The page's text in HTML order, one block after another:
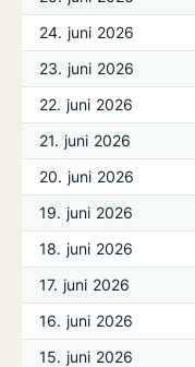
24. juni 2026
23. juni 2026
22. juni 2026
21. juni 2026
20. juni 2026
19. juni 2026
18. juni 2026
17. juni 2026
16. juni 2026
15. juni 2026